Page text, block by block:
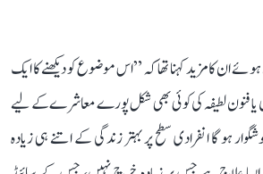
ان کا مزید کہنا تھا کہ ”اس موضوع کو دیکھنے کا ایک
یا فنون لطیفہ کی کوئی بھی شکل پورے معاشرے کے لیے
ہو گا انفرادی سطح پر بہتر زندگی کے اتنے ہی زیادہ